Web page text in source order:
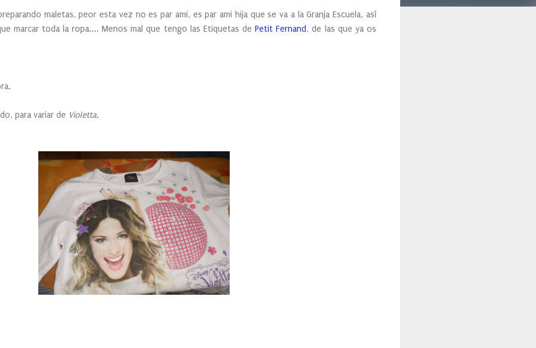
maletas, peor esta vez no es par ami, es par ami hija que se va a la Granja Escuela, así
marcar toda la ropa.... Menos mal que tengo las Etiquetas de Petit Fernand, de las que ya os
para variar de Violetta.